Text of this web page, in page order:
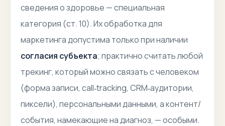
сведения о здоровье —специальная
категория (ст. 10). Их обработка для
маркетинга допустима только при наличии
согласия субъекта; практично считать любой
трекинг, который можно связать с человеком
(форма записи, call‑tracking, CRM‑аудитории,
пиксели), персональными данными, а контент/
события, намекающие на диагноз, — особыми.